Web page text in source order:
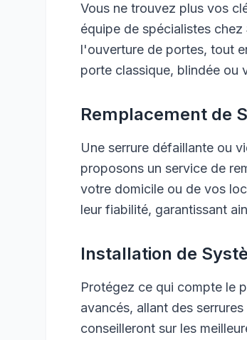
Vous ne trouvez plus vos
équipe de spécialistes chez
l'ouverture de portes, tout
porte classique, blindée ou
Remplacement de
Une serrure défaillante ou
proposons un service de
votre domicile ou de vos
leur fiabilité, garantissant
Installation de
Protégez ce qui compte le
avancés, allant des
conseilleront sur les